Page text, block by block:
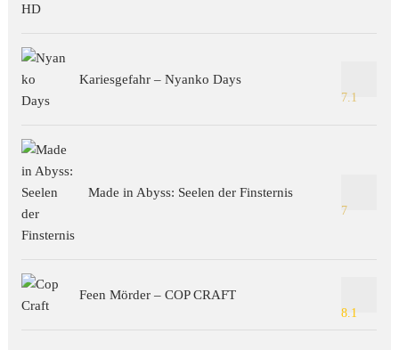
Kariesgefahr – Nyanko Days
7.1
Made in Abyss: Seelen der Finsternis
7
Feen Mörder – COP CRAFT
8.1